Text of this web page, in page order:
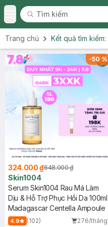
Toggle Menu
Tìm kiếm
Tìm kiếm
Trang chủ Kết quả tìm kiếm:
-50%
324.000 ₫648.000 ₫
Skin1004
Serum Skin1004 Rau Má Làm
Dịu & Hỗ Trợ Phục Hồi Da 100ml
Madagascar Centella Ampoule
4.9 (102)
276/tháng